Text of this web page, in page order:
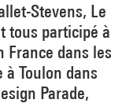
Stevens, Le
tous participé à
dans les
à Toulon dans
Parade,